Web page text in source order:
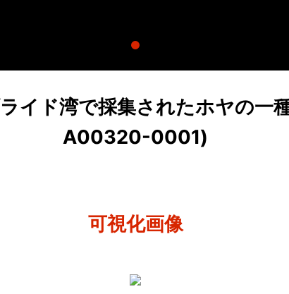
イド湾で採集されたホヤの一
A00320-0001)
可視化画像